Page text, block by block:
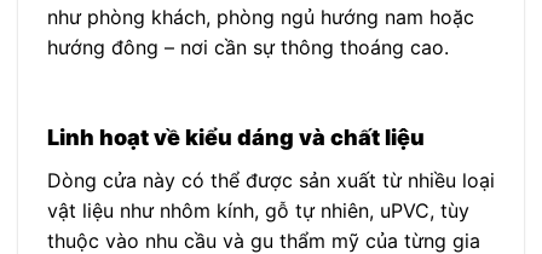
như phòng khách, phòng ngủ hướng nam hoặc
hướng đông – nơi cần sự thông thoáng cao.
Linh hoạt về kiểu dáng và chất liệu
Dòng cửa này có thể được sản xuất từ nhiều loại
vật liệu như nhôm kính, gỗ tự nhiên, uPVC, tùy
thuộc vào nhu cầu và gu thẩm mỹ của từng gia